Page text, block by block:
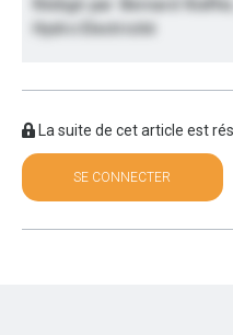
Rédigé par Bernard
Hydro Electricité
La suite de cet article est
SE CONNECTER